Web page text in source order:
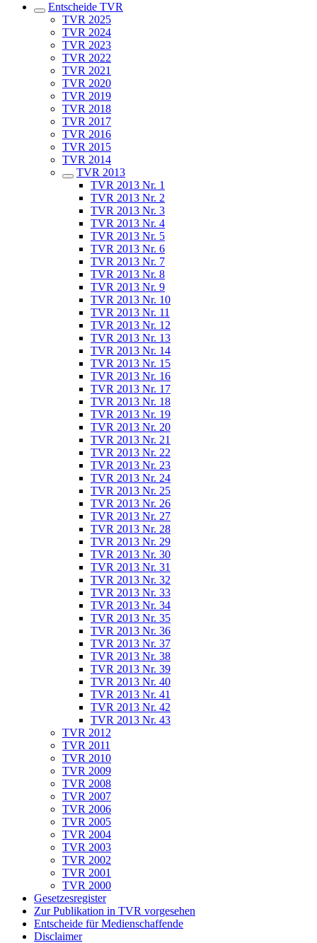
Entscheide TVR
TVR 2025
TVR 2024
TVR 2023
TVR 2022
TVR 2021
TVR 2020
TVR 2019
TVR 2018
TVR 2017
TVR 2016
TVR 2015
TVR 2014
TVR 2013
TVR 2013 Nr. 1
TVR 2013 Nr. 2
TVR 2013 Nr. 3
TVR 2013 Nr. 4
TVR 2013 Nr. 5
TVR 2013 Nr. 6
TVR 2013 Nr. 7
TVR 2013 Nr. 8
TVR 2013 Nr. 9
TVR 2013 Nr. 10
TVR 2013 Nr. 11
TVR 2013 Nr. 12
TVR 2013 Nr. 13
TVR 2013 Nr. 14
TVR 2013 Nr. 15
TVR 2013 Nr. 16
TVR 2013 Nr. 17
TVR 2013 Nr. 18
TVR 2013 Nr. 19
TVR 2013 Nr. 20
TVR 2013 Nr. 21
TVR 2013 Nr. 22
TVR 2013 Nr. 23
TVR 2013 Nr. 24
TVR 2013 Nr. 25
TVR 2013 Nr. 26
TVR 2013 Nr. 27
TVR 2013 Nr. 28
TVR 2013 Nr. 29
TVR 2013 Nr. 30
TVR 2013 Nr. 31
TVR 2013 Nr. 32
TVR 2013 Nr. 33
TVR 2013 Nr. 34
TVR 2013 Nr. 35
TVR 2013 Nr. 36
TVR 2013 Nr. 37
TVR 2013 Nr. 38
TVR 2013 Nr. 39
TVR 2013 Nr. 40
TVR 2013 Nr. 41
TVR 2013 Nr. 42
TVR 2013 Nr. 43
TVR 2012
TVR 2011
TVR 2010
TVR 2009
TVR 2008
TVR 2007
TVR 2006
TVR 2005
TVR 2004
TVR 2003
TVR 2002
TVR 2001
TVR 2000
Gesetzesregister
Zur Publikation in TVR vorgesehen
Entscheide für Medienschaffende
Disclaimer